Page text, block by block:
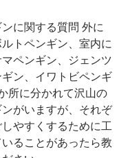
に関する質問 外に
トペンギン、室内に
ペンギン、ジェンツ
ギン、イワトビペンギ
所に分かれて沢山の
がいますが、それぞ
やすくするために工
ることがあったら教